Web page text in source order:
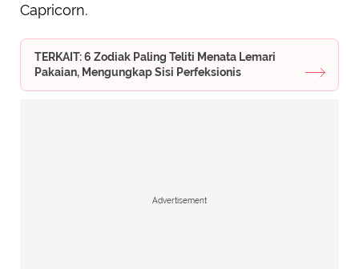
Capricorn.
TERKAIT: 6 Zodiak Paling Teliti Menata Lemari
Pakaian, Mengungkap Sisi Perfeksionis
Advertisement